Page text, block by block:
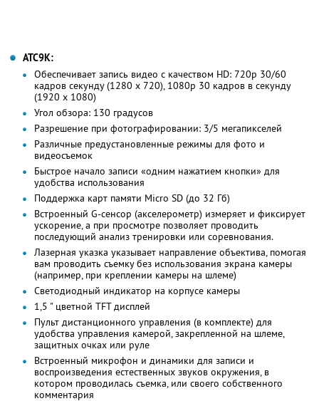
ATC9K:
Обеспечивает запись видео с качеством HD: 720p 30/60
кадров секунду (1280 x 720), 1080p 30 кадров в секунду
(1920 x 1080)
Угол обзора: 130 градусов
Разрешение при фотографировании: 3/5 мегапикселей
Различные предустановленные режимы для фото и
видеосъемок
Быстрое начало записи «одним нажатием кнопки» для
удобства использования
Поддержка карт памяти Micro SD (до 32 Гб)
Встроенный G-сенсор (акселерометр) измеряет и фиксирует
ускорение, а при просмотре позволяет проводить
последующий анализ тренировки или соревнования.
Лазерная указка указывает направление объектива, помогая
вам проводить съемку без использования экрана камеры
(например, при креплении камеры на шлеме)
Светодиодный индикатор на корпусе камеры
1,5 " цветной TFT дисплей
Пульт дистанционного управления (в комплекте) для
удобства управления камерой, закрепленной на шлеме,
защитных очках или руле
Встроенный микрофон и динамики для записи и
воспроизведения естественных звуков окружения, в
котором проводилась съемка, или своего собственного
комментария